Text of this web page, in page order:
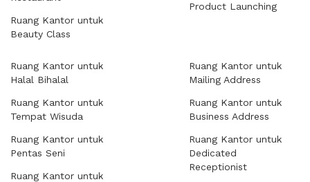
Ruang Kantor untuk
Beauty Class
Product Launching
Ruang Kantor untuk
Halal Bihalal
Ruang Kantor untuk
Tempat Wisuda
Ruang Kantor untuk
Pentas Seni
Ruang Kantor untuk
Ruang Kantor untuk
Mailing Address
Ruang Kantor untuk
Business Address
Ruang Kantor untuk
Dedicated
Receptionist